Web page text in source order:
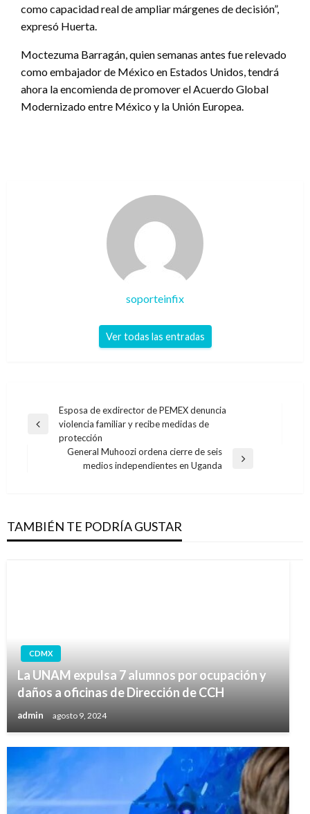
como capacidad real de ampliar márgenes de decisión”,
expresó Huerta.
Moctezuma Barragán, quien semanas antes fue relevado
como embajador de México en Estados Unidos, tendrá
ahora la encomienda de promover el Acuerdo Global
Modernizado entre México y la Unión Europea.
soporteinfix
Ver todas las entradas
Navegación
de
entradas
Entrada
anterior
Esposa de exdirector de PEMEX denuncia
violencia familiar y recibe medidas de
protección
General Muhoozi ordena cierre de seis
medios independientes en Uganda
TAMBIÉN TE PODRÍA GUSTAR
CDMX
La UNAM expulsa 7 alumnos por ocupación y
daños a oficinas de Dirección de CCH
admin agosto 9, 2024